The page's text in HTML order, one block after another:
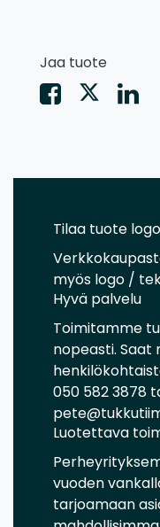
Jaa tuote
Tilaa tuote
myös logo /
Hyvä palvelu
Toimitamme
nopeasti. Saat
050 582 3878
Luotettava
vuoden
tarjoamaan